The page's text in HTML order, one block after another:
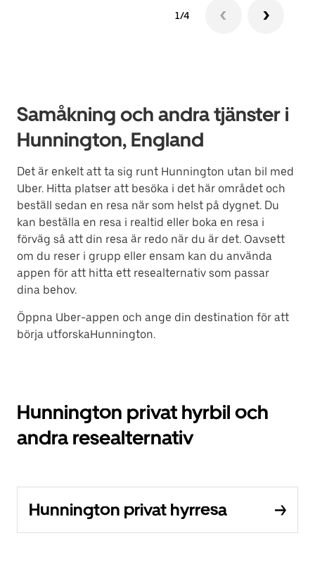
1/4
Samåkning och andra tjänster i
Hunnington, England
Det är enkelt att ta sig runt Hunnington utan bil med
Uber. Hitta platser att besöka i det här området och
beställ sedan en resa när som helst på dygnet. Du
kan beställa en resa i realtid eller boka en resa i
förväg så att din resa är redo när du är det. Oavsett
om du reser i grupp eller ensam kan du använda
appen för att hitta ett resealternativ som passar
dina behov.
Öppna Uber-appen och ange din destination för att
börja utforskaHunnington.
Hunnington privat hyrbil och
andra resealternativ
Hunnington privat hyrresa